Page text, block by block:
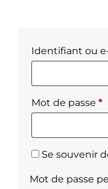
Identifiant ou
Mot de passe *
Se souvenir
Mot de passe